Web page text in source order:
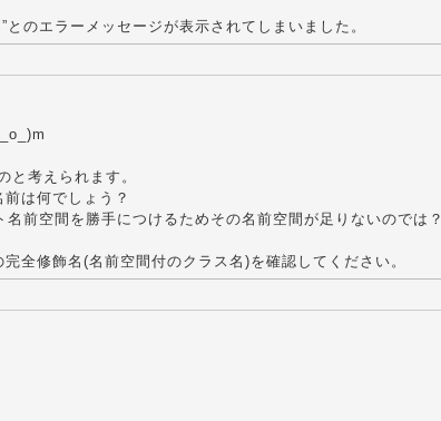
のエラーメッセージが表示されてしまいました。
と考えられます。
は何でしょう？
前空間を勝手につけるためその名前空間が足りないのでは？
全修飾名(名前空間付のクラス名)を確認してください。